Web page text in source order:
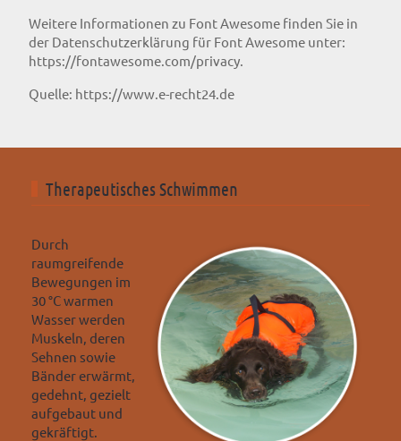
Weitere Informationen zu Font Awesome finden Sie in
der Datenschutzerklärung für Font Awesome unter:
https://fontawesome.com/privacy.
Quelle: https://www.e-recht24.de
Therapeutisches Schwimmen
Durch
raumgreifende
Bewegungen im
30 °C warmen
Wasser werden
Muskeln, deren
Sehnen sowie
Bänder erwärmt,
gedehnt, gezielt
aufgebaut und
gekräftigt.